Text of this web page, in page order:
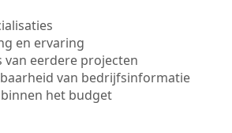
en ervaring
van eerdere projecten
van bedrijfsinformatie
het budget